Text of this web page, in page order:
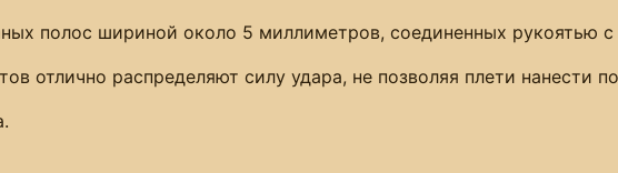
полос шириной около 5 миллиметров, соединенных рукоятью
отлично распределяют силу удара, не позволяя плети нанести